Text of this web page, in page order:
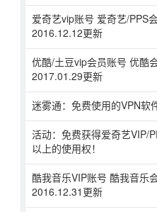
爱奇艺vip账号 爱奇艺/PPS
2016.12.12更新
优酷/土豆vip会员账号 优酷
2017.01.29更新
迷雾通：免费使用的VPN软
活动：免费获得爱奇艺VIP/
以上的使用权！
酷我音乐VIP账号 酷我音乐
2016.12.31更新